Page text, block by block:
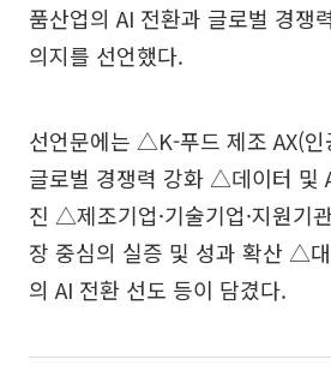
품산업의 AI 전환과 글로벌 경쟁
의지를 선언했다.
선언문에는 △K-푸드 제조 AX(
글로벌 경쟁력 강화 △데이터 및
진 △제조기업·기술기업·지원기
장 중심의 실증 및 성과 확산 △
의 AI 전환 선도 등이 담겼다.